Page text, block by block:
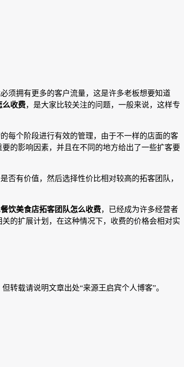
须拥有更多的客户流量，这是许多老板想要知道
么收费，是大家比较关注的问题，一般来说，这样专
每个阶段进行有效的管理，由于不一样的店面的客
要的影响因素，并且在不同的地方给出了一些扩客要
有价值，然后选择性价比相对较高的拓客团队，
餐饮美食店拓客团队怎么收费，已经成为许多经营者
的扩展计划，在这种情况下，收费的价格会相对实
转载请说明文章出处“来源王启宾个人博客”。